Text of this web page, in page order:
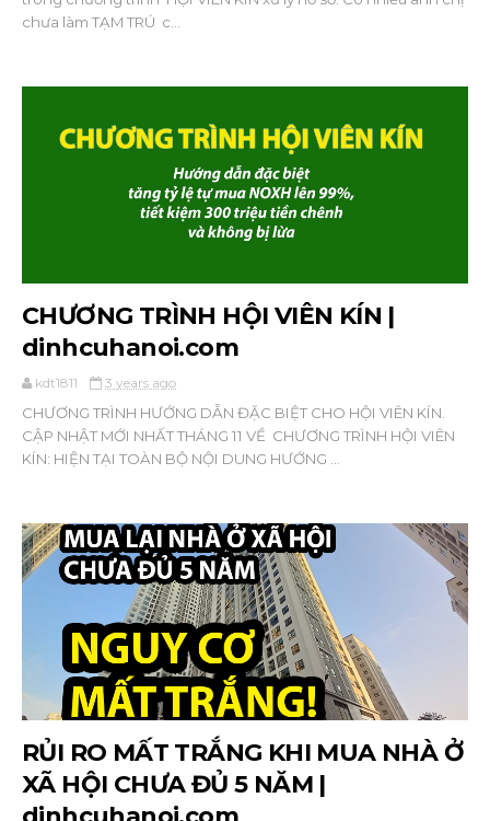
chưa làm TẠM TRÚ c...
CHƯƠNG TRÌNH HỘI VIÊN KÍN |
dinhcuhanoi.com
kdt1811 3 years ago
CHƯƠNG TRÌNH HƯỚNG DẪN ĐẶC BIỆT CHO HỘI VIÊN KÍN.
CẬP NHẬT MỚI NHẤT THÁNG 11 VỀ CHƯƠNG TRÌNH HỘI VIÊN
KÍN: HIỆN TẠI TOÀN BỘ NỘI DUNG HƯỚNG ...
RỦI RO MẤT TRẮNG KHI MUA NHÀ Ở
XÃ HỘI CHƯA ĐỦ 5 NĂM |